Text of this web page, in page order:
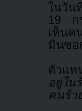
ในวัน
19 ก
เห็นค
มินซอ
ตัวแ
อยู่ใ
คนร้า